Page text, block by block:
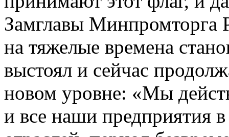
Замглавы Минпромторга
на тяжелые времена
выстоял и сейчас
новом уровне: «Мы
и все наши предприятия